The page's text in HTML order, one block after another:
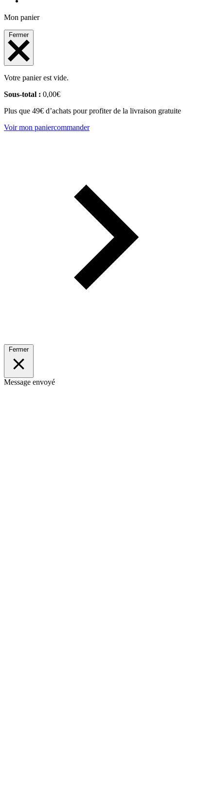
Mon panier
Fermer
Votre panier est vide.
Sous-total : 0,00€
Plus que 49€ d’achats pour profiter de la livraison gratuite
Voir mon paniercommander
Fermer
Message envoyé